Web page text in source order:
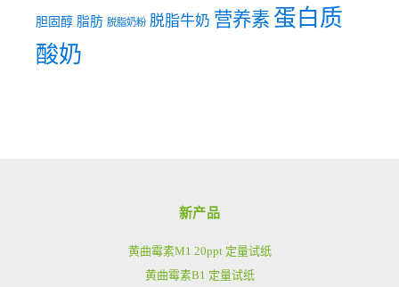
胆固醇 脂肪 脱脂奶粉 脱脂牛奶 营养素 蛋白质
酸奶
新产品
黄曲霉素M1 20ppt 定量试纸
黄曲霉素B1 定量试纸